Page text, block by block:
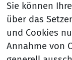
Sie können
über das
und Cookies
Annahme von